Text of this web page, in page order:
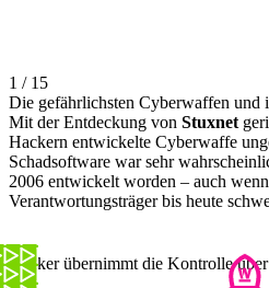
1 / 15
Die gefährlichsten Cyberwaffen und
Mit der Entdeckung von Stuxnet
Hackern entwickelte Cyberwaffe
Schadsoftware war sehr
2006 entwickelt worden – auch
Verantwortungsträger bis heute
Hacker übernimmt die Kontrolle